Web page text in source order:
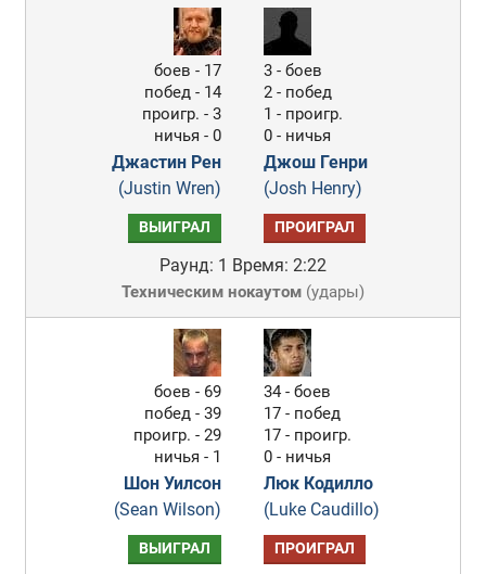
боев - 17
побед - 14
проигр. - 3
ничья - 0
Джастин Рен
(Justin Wren)
3 - боев
2 - побед
1 - проигр.
0 - ничья
Джош Генри
(Josh Henry)
ВЫИГРАЛ ПРОИГРАЛ
Раунд: 1 Время: 2:22
Техническим нокаутом(удары)
боев - 69
побед - 39
проигр. - 29
ничья - 1
Шон Уилсон
(Sean Wilson)
34 - боев
17 - побед
17 - проигр.
0 - ничья
Люк Кодилло
(Luke Caudillo)
ВЫИГРАЛ ПРОИГРАЛ